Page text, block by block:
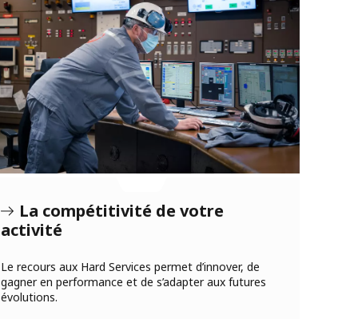
La compétitivité de votre
activité
Le recours aux Hard Services permet d’innover, de
gagner en performance et de s’adapter aux futures
évolutions.